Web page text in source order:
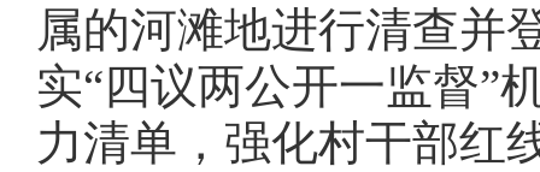
属的河滩地进行清查并
实“四议两公开一监督”
力清单，强化村干部红